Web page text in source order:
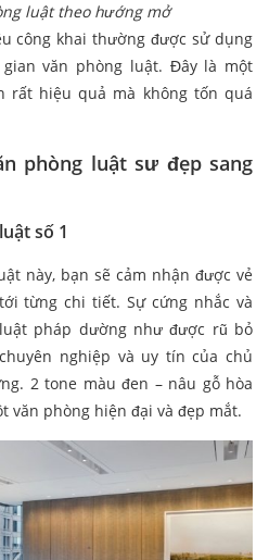
luật theo hướng mở
công khai thường được sử dụng
văn phòng luật. Đây là một
rất hiệu quả mà không tốn quá
phòng luật sư đẹp sang
số 1
này, bạn sẽ cảm nhận được vẻ
từng chi tiết. Sự cứng nhắc và
pháp dường như được rũ bỏ
nghiệp và uy tín của chủ
2 tone màu đen – nâu gỗ hòa
văn phòng hiện đại và đẹp mắt.